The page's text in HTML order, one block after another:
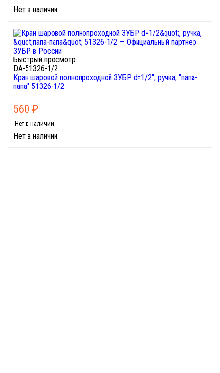
Нет в наличии
Быстрый просмотр
DA-51326-1/2
Кран шаровой полнопроходной ЗУБР d=1/2", ручка, "папа-
папа" 51326-1/2
560 ₽
Нет в наличии
Нет в наличии